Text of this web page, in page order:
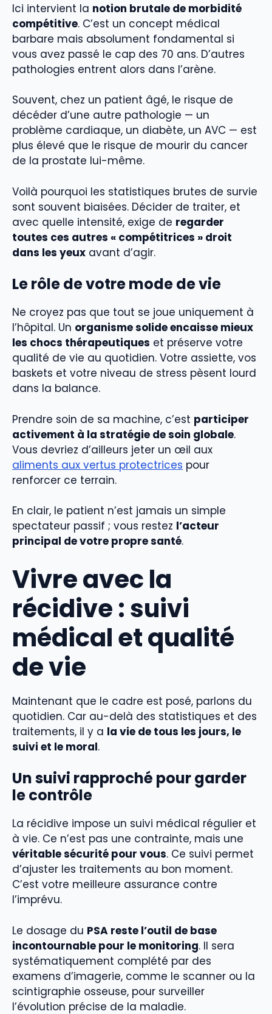
Ici intervient la notion brutale de morbidité
compétitive. C’est un concept médical
barbare mais absolument fondamental si
vous avez passé le cap des 70 ans. D’autres
pathologies entrent alors dans l’arène.
Souvent, chez un patient âgé, le risque de
décéder d’une autre pathologie — un
problème cardiaque, un diabète, un AVC — est
plus élevé que le risque de mourir du cancer
de la prostate lui-même.
Voilà pourquoi les statistiques brutes de survie
sont souvent biaisées. Décider de traiter, et
avec quelle intensité, exige de regarder
toutes ces autres « compétitrices » droit
dans les yeux avant d’agir.
Le rôle de votre mode de vie
Ne croyez pas que tout se joue uniquement à
l’hôpital. Un organisme solide encaisse mieux
les chocs thérapeutiques et préserve votre
qualité de vie au quotidien. Votre assiette, vos
baskets et votre niveau de stress pèsent lourd
dans la balance.
Prendre soin de sa machine, c’est participer
activement à la stratégie de soin globale.
Vous devriez d’ailleurs jeter un œil aux
aliments aux vertus protectrices pour
renforcer ce terrain.
En clair, le patient n’est jamais un simple
spectateur passif ; vous restez l’acteur
principal de votre propre santé.
Vivre avec la
récidive : suivi
médical et qualité
de vie
Maintenant que le cadre est posé, parlons du
quotidien. Car au-delà des statistiques et des
traitements, il y a la vie de tous les jours, le
suivi et le moral.
Un suivi rapproché pour garder
le contrôle
La récidive impose un suivi médical régulier et
à vie. Ce n’est pas une contrainte, mais une
véritable sécurité pour vous. Ce suivi permet
d’ajuster les traitements au bon moment.
C’est votre meilleure assurance contre
l’imprévu.
Le dosage du PSA reste l’outil de base
incontournable pour le monitoring. Il sera
systématiquement complété par des
examens d’imagerie, comme le scanner ou la
scintigraphie osseuse, pour surveiller
l’évolution précise de la maladie.